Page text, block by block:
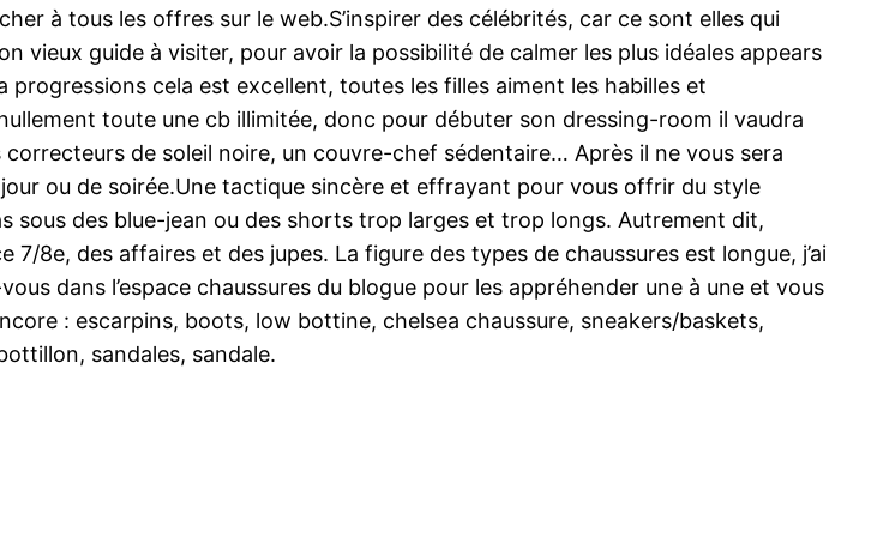
à tous les offres sur le web.S’inspirer des célébrités, car ce sont elles qui
vieux guide à visiter, pour avoir la possibilité de calmer les plus idéales appears
cela est excellent, toutes les filles aiment les habilles et
toute une cb illimitée, donc pour débuter son dressing-room il vaudra
de soleil noire, un couvre-chef sédentaire… Après il ne vous sera
ou de soirée.Une tactique sincère et effrayant pour vous offrir du style
sous des blue-jean ou des shorts trop larges et trop longs. Autrement dit,
8e, des affaires et des jupes. La figure des types de chaussures est longue, j’ai
dans l’espace chaussures du blogue pour les appréhender une à une et vous
: escarpins, boots, low bottine, chelsea chaussure, sneakers/baskets,
sandales, sandale.